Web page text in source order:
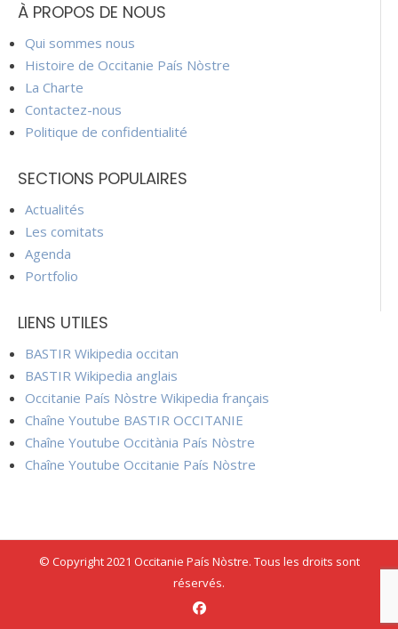
À PROPOS DE NOUS
Qui sommes nous
Histoire de Occitanie País Nòstre
La Charte
Contactez-nous
Politique de confidentialité
SECTIONS POPULAIRES
Actualités
Les comitats
Agenda
Portfolio
LIENS UTILES
BASTIR Wikipedia occitan
BASTIR Wikipedia anglais
Occitanie País Nòstre Wikipedia français
Chaîne Youtube BASTIR OCCITANIE
Chaîne Youtube Occitània País Nòstre
Chaîne Youtube Occitanie País Nòstre
© Copyright 2021 Occitanie País Nòstre. Tous les droits sont
réservés.